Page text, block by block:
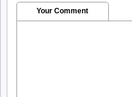
Your Comment